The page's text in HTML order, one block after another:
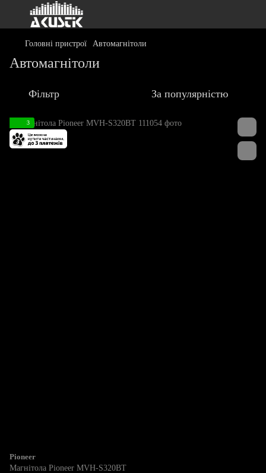
Головні пристрої Автомагнітоли
Автомагнітоли
Фільтр За популярністю
3
Pioneer
Магнітола Pioneer MVH-S320BT